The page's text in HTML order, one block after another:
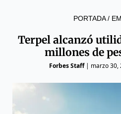
PORTADA/
Terpel alcanzó
millones de
Forbes Staff| marzo 30,